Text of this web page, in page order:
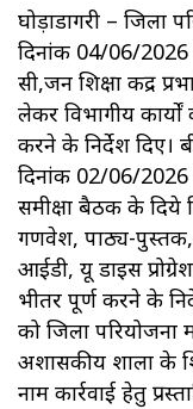
घोड़ाडोंगरी – जिला
दिनांक 04/06/
सी,जन शिक्षा केंद्र
लेकर विभागीय
करने के निर्देश दिए।
दिनांक 02/06/2026
समीक्षा बैठक के दिये
गणवेश, पाठ्य-पुस्तक,
आईडी, यू डाइस
भीतर पूर्ण करने के
को जिला
अशासकीय शाला के
नाम कार्रवाई हेतु